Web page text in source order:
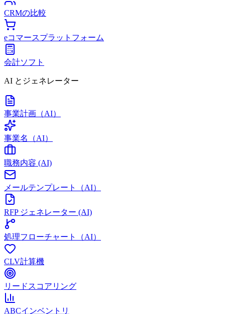
CRMの比較
eコマースプラットフォーム
会計ソフト
AI とジェネレーター
事業計画（AI）
事業名（AI）
職務内容 (AI)
メールテンプレート（AI）
RFP ジェネレーター (AI)
処理フローチャート（AI）
CLV計算機
リードスコアリング
ABCインベントリ